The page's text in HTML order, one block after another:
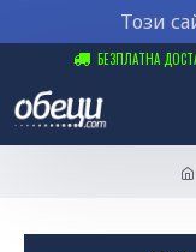
Този
БЕЗПЛАТНА